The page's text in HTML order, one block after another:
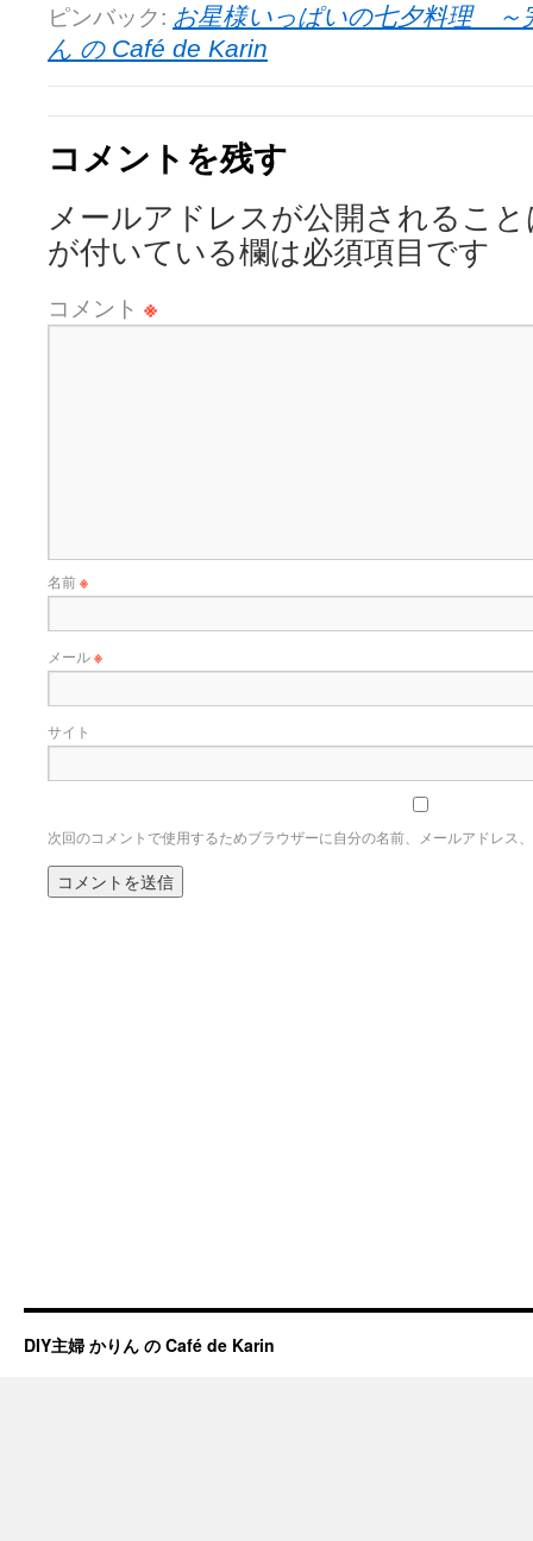
ピンバック: お星様いっぱいの七夕料理 ～
ん の Café de Karin
コメントを残す
メールアドレスが公開されるこ
が付いている欄は必須項目です
コメント ※
名前※
メール※
サイト
次回のコメントで使用するためブラウザーに自分の名前、メールアドレス
DIY主婦 かりん の Café de Karin